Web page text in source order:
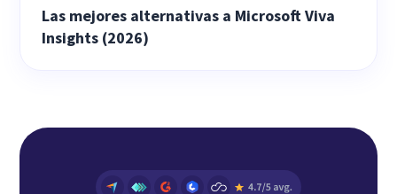
Las mejores alternativas a Microsoft Viva
Insights (2026)